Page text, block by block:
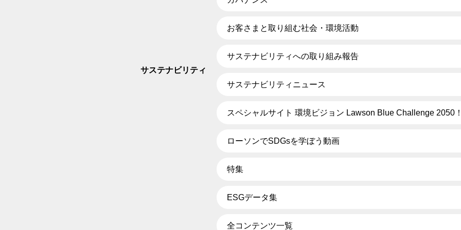
サステナビリティ
お客さまと取り組む社会・環境活動
サステナビリティへの取り組み報告
サステナビリティニュース
スペシャルサイト 環境ビジョン Lawson Blue Challenge 2050
ローソンでSDGsを学ぼう動画
特集
ESGデータ集
全コンテンツ一覧